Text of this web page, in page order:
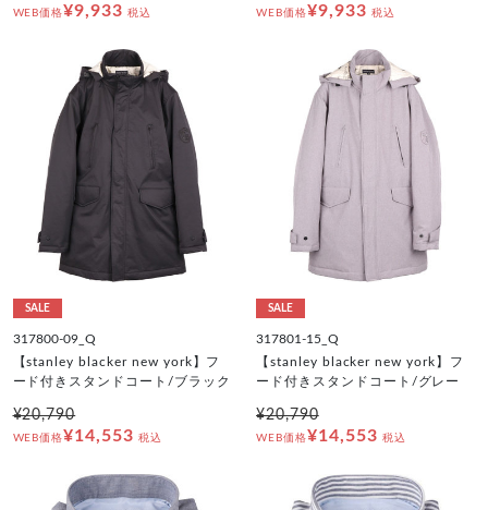
WEB価格¥9,933 税込 WEB価格¥9,933 税込
SALE
317800-09_Q
【stanley blacker new york】フ
ード付きスタンドコート/ブラック
¥20,790
WEB価格¥14,553 税込
SALE
317801-15_Q
【stanley blacker new york】フ
ード付きスタンドコート/グレー
¥20,790
WEB価格¥14,553 税込